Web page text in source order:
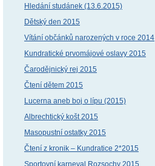
Hledání studánek (13.6.2015)
Dětský den 2015
Vítání občánků narozených v roce 2014
Kundratické prvomájové oslavy 2015
Čarodějnický rej 2015
Čtení dětem 2015
Lucerna aneb boj o lípu (2015)
Albrechtický košt 2015
Masopustní ostatky 2015
Čtení z kronik – Kundratice 2*2015